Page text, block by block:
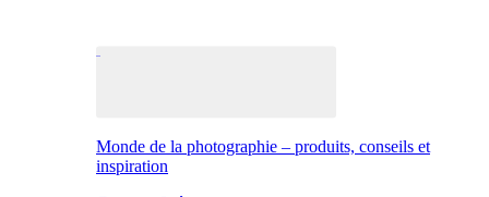
Monde de la photographie – produits, conseils et
inspiration